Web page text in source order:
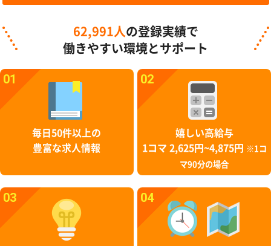
62,991人 の登録実績で
働きやすい環境とサポート
01
毎日50件以上の
豊富な求人情報
02
嬉しい高給与
1コマ 2,625円~4,875円
※1コ
マ90分の場合
03 04